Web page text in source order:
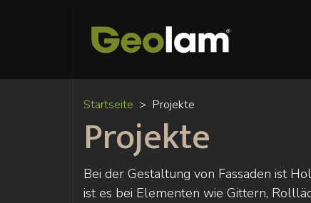
Startseite Projekte
Projekte
Bei der Gestaltung von Fassaden ist
ist es bei Elementen wie Gittern,